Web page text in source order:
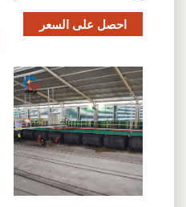
احصل على السعر